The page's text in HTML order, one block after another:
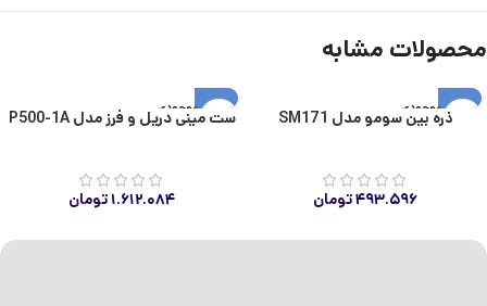
محصولات مشابه
اتمام موجودی
ذره بین سومو مدل SM171
۴۹۳.۵۹۶تومان
اتمام موجودی
ست مینی دریل و فرز مدل P500-1A
۱.۶۱۲.۰۸۴تومان